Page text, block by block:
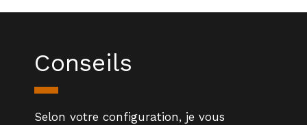
Conseils
Selon votre configuration, je vous